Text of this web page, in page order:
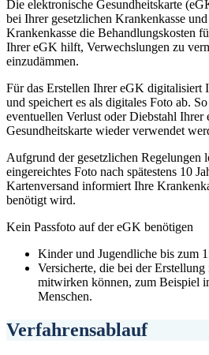
Die elektronische Gesundheitskarte
bei Ihrer gesetzlichen Krankenkasse
Krankenkasse die Behandlungskosten
Ihrer eGK hilft, Verwechslungen zu
einzudämmen.
Für das Erstellen Ihrer eGK digitalisiert
und speichert es als digitales Foto ab.
eventuellen Verlust oder Diebstahl Ihrer
Gesundheitskarte wieder verwendet
Aufgrund der gesetzlichen Regelungen
eingereichtes Foto nach spätestens 10
Kartenversand informiert Ihre
benötigt wird.
Kein Passfoto auf der eGK benötigen
Kinder und Jugendliche bis zum
Versicherte, die bei der Erstellung
mitwirken können, zum Beispiel
Menschen.
Verfahrensablauf